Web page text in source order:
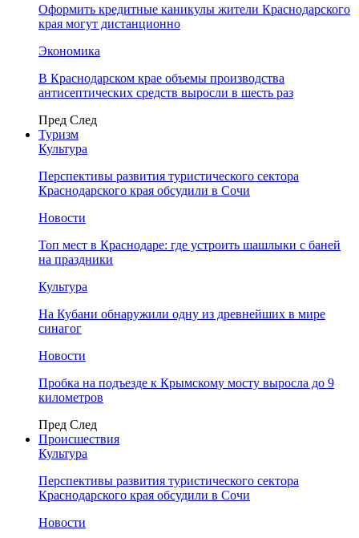
Оформить кредитные каникулы жители Краснодарского
края могут дистанционно
Экономика
В Краснодарском крае объемы производства
антисептических средств выросли в шесть раз
Пред След
Туризм
Культура
Перспективы развития туристического сектора
Краснодарского края обсудили в Сочи
Новости
Топ мест в Краснодаре: где устроить шашлыки с баней
на праздники
Культура
На Кубани обнаружили одну из древнейших в мире
синагог
Новости
Пробка на подъезде к Крымскому мосту выросла до 9
километров
Пред След
Происшествия
Культура
Перспективы развития туристического сектора
Краснодарского края обсудили в Сочи
Новости